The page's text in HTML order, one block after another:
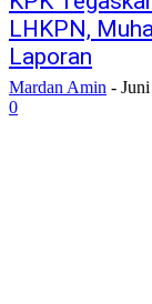
LHKPN,
Laporan
Mardan Amin -
0